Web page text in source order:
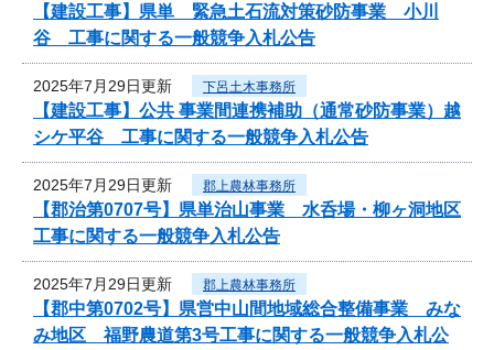
【建設工事】県単 緊急土石流対策砂防事業 小川
谷 工事に関する一般競争入札公告
2025年7月29日更新 下呂土木事務所
【建設工事】公共 事業間連携補助（通常砂防事業）越
シケ平谷 工事に関する一般競争入札公告
2025年7月29日更新 郡上農林事務所
【郡治第0707号】県単治山事業 水呑場・柳ヶ洞地区
工事に関する一般競争入札公告
2025年7月29日更新 郡上農林事務所
【郡中第0702号】県営中山間地域総合整備事業 みな
み地区 福野農道第3号工事に関する一般競争入札公